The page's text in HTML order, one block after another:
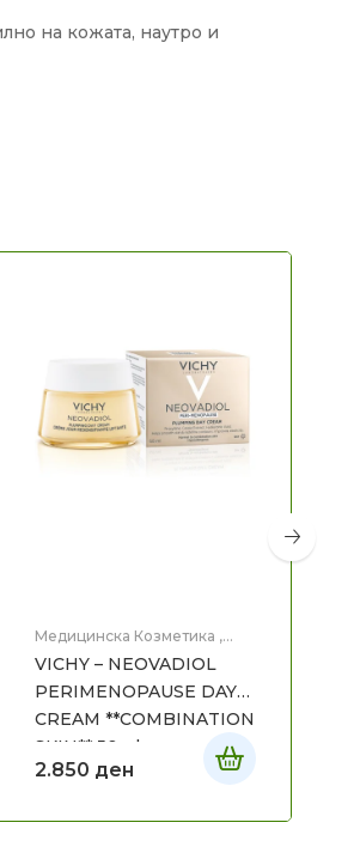
на кожата, наутро и
Медицинска Козметика ,
VICHY – NEOVADIOL
PERIMENOPAUSE DAY
CREAM **COMBINATION
SKIN** 50ml
2.850 ден